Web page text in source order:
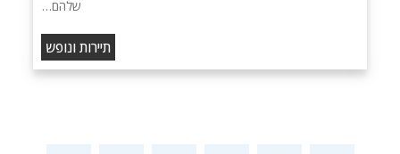
שלהם…
תיירות ונופש